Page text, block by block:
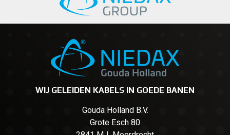
WIJ GELEIDEN KABELS IN GOEDE BANEN
Gouda Holland B.V.
Grote Esch 80